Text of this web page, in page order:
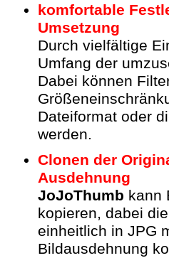
komfortable
Umsetzung
Durch vielfältige
Umfang der
Dabei können
Dateiformat oder
werden.
Clonen der
Ausdehnung
JoJoThumb kann
kopieren, dabei
einheitlich in JPG
Bildausdehnung